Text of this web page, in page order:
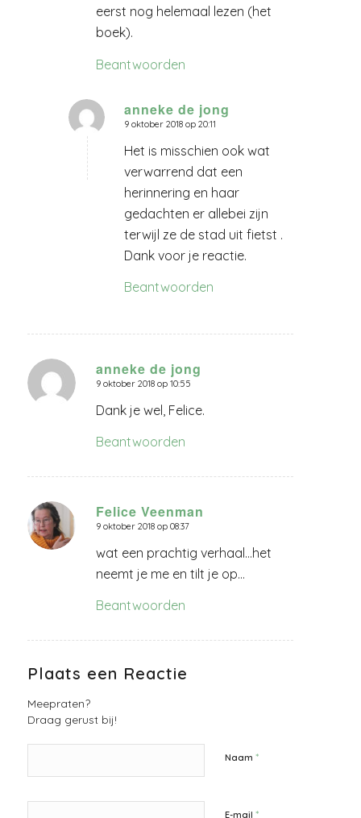
eerst nog helemaal lezen (het
boek).
Beantwoorden
anneke de jong
zegt:
9 oktober 2018 op 20:11
Het is misschien ook wat
verwarrend dat een
herinnering en haar
gedachten er allebei zijn
terwijl ze de stad uit fietst .
Dank voor je reactie.
Beantwoorden
anneke de jong
zegt:
9 oktober 2018 op 10:55
Dank je wel, Felice.
Beantwoorden
Felice Veenman
zegt:
9 oktober 2018 op 08:37
wat een prachtig verhaal…het
neemt je me en tilt je op…
Beantwoorden
Plaats een Reactie
Meepraten?
Draag gerust bij!
Naam *
E-mail *